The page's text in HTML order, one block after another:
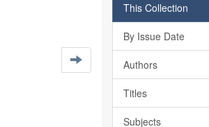
This Collection
By Issue Date
Authors
Titles
Subjects